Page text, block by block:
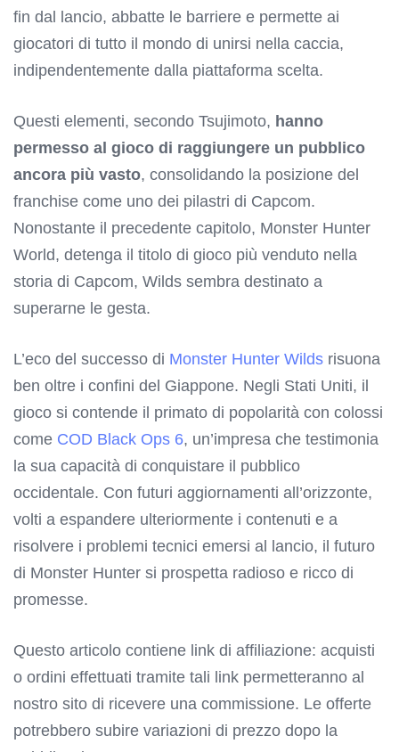
fin dal lancio, abbatte le barriere e permette ai
giocatori di tutto il mondo di unirsi nella caccia,
indipendentemente dalla piattaforma scelta.
Questi elementi, secondo Tsujimoto, hanno
permesso al gioco di raggiungere un pubblico
ancora più vasto, consolidando la posizione del
franchise come uno dei pilastri di Capcom.
Nonostante il precedente capitolo, Monster Hunter
World, detenga il titolo di gioco più venduto nella
storia di Capcom, Wilds sembra destinato a
superarne le gesta.
L’eco del successo di Monster Hunter Wilds risuona
ben oltre i confini del Giappone. Negli Stati Uniti, il
gioco si contende il primato di popolarità con colossi
come COD Black Ops 6, un’impresa che testimonia
la sua capacità di conquistare il pubblico
occidentale. Con futuri aggiornamenti all’orizzonte,
volti a espandere ulteriormente i contenuti e a
risolvere i problemi tecnici emersi al lancio, il futuro
di Monster Hunter si prospetta radioso e ricco di
promesse.
Questo articolo contiene link di affiliazione: acquisti
o ordini effettuati tramite tali link permetteranno al
nostro sito di ricevere una commissione. Le offerte
potrebbero subire variazioni di prezzo dopo la